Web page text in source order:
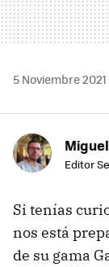
5 Noviembre 2021
Editor
Si tenías
nos está
de su gama